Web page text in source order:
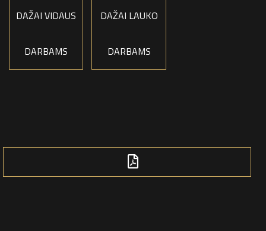
DAŽAI VIDAUS
DARBAMS
DAŽAI LAUKO
DARBAMS